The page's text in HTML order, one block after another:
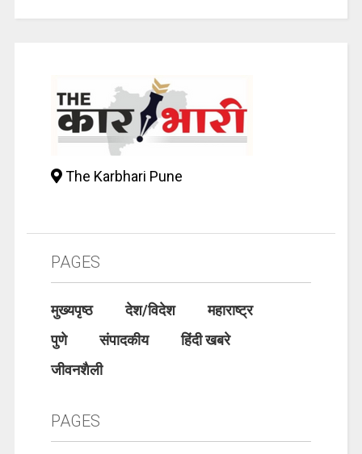
The Karbhari Pune
PAGES
मुख्यपृष्ठ देश/विदेश
महाराष्ट्र
पुणे
संपादकीय
हिंदी खबरे
जीवनशैली
PAGES